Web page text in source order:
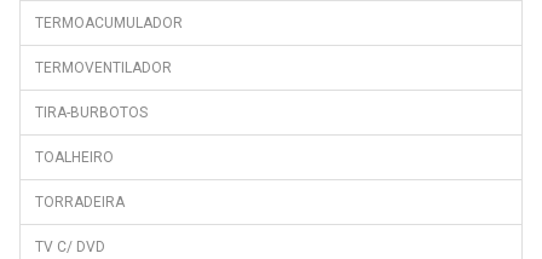
TERMOACUMULADOR
TERMOVENTILADOR
TIRA-BURBOTOS
TOALHEIRO
TORRADEIRA
TV C/ DVD